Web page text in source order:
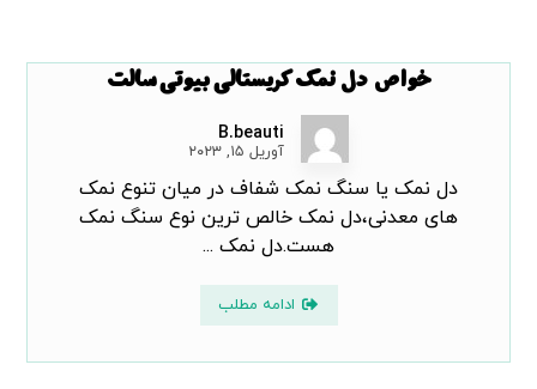
خواص دل نمک کریستالی بیوتی سالت
B.beauti
آوریل ۱۵, ۲۰۲۳
دل نمک یا سنگ نمک شفاف در میان تنوع نمک
های معدنی،دل نمک خالص ترین نوع سنگ نمک
هست.دل نمک ...
ادامه مطلب